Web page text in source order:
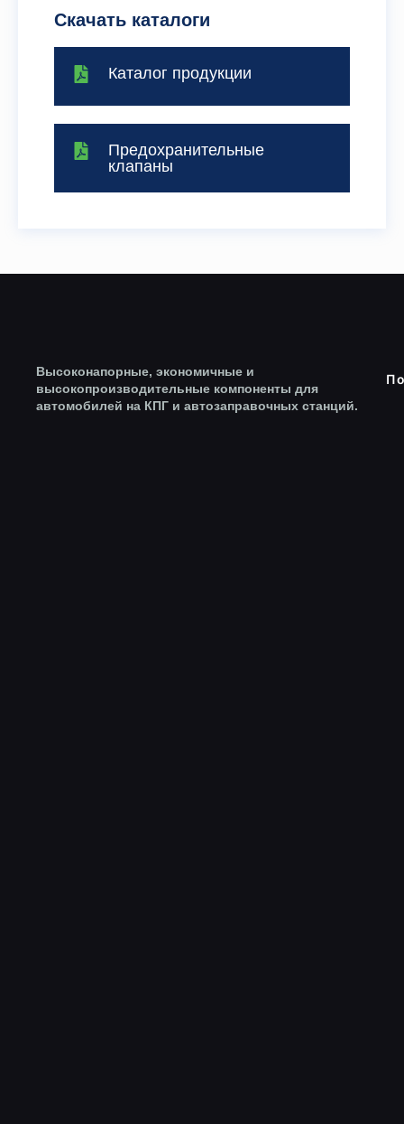
Скачать каталоги
Каталог продукции
Предохранительные
клапаны
Высоконапорные, экономичные и
высокопроизводительные компоненты для
автомобилей на КПГ и автозаправочных станций.